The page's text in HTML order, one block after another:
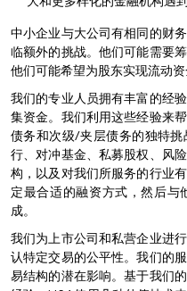
中小企业与大公司有相同的财
临额外的挑战。他们可能需要
他们可能希望为股东实现流动
我们的专业人员拥有丰富的经
集资金。我们利用这些经验来
债务和次级/夹层债务的独特
行、对冲基金、私募股权、风
构，以及对我们所服务的行业
定最合适的融资方式，然后
成。
我们为上市公司和私营企业进
认特定交易的公平性。我们的
易结构的潜在影响。基于我们